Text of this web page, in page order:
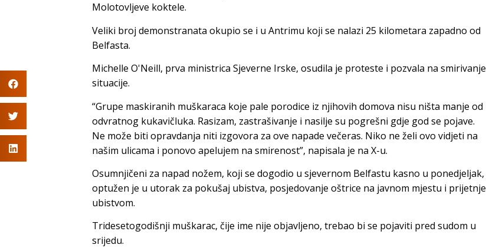
Molotovljeve koktele.
Veliki broj demonstranata okupio se i u Antrimu koji se nalazi 25 kilometara zapadno od
Belfasta.
Michelle O'Neill, prva ministrica Sjeverne Irske, osudila je proteste i pozvala na smirivanje
situacije.
“Grupe maskiranih muškaraca koje pale porodice iz njihovih domova nisu ništa manje od
odvratnog kukavičluka. Rasizam, zastrašivanje i nasilje su pogrešni gdje god se pojave.
Ne može biti opravdanja niti izgovora za ove napade večeras. Niko ne želi ovo vidjeti na
našim ulicama i ponovo apelujem na smirenost”, napisala je na X-u.
Osumnjičeni za napad nožem, koji se dogodio u sjevernom Belfastu kasno u ponedjeljak,
optužen je u utorak za pokušaj ubistva, posjedovanje oštrice na javnom mjestu i prijetnje
ubistvom.
Tridesetogodišnji muškarac, čije ime nije objavljeno, trebao bi se pojaviti pred sudom u
srijedu.